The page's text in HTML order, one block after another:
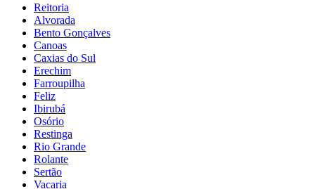
Reitoria
Alvorada
Bento Gonçalves
Canoas
Caxias do Sul
Erechim
Farroupilha
Feliz
Ibirubá
Osório
Restinga
Rio Grande
Rolante
Sertão
Vacaria